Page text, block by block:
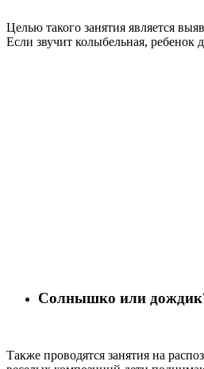
Целью такого занятия является
Если звучит колыбельная,
Солнышко или
Также проводятся занятия на